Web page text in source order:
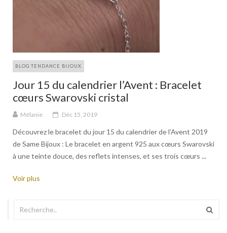
BLOG TENDANCE BIJOUX
Jour 15 du calendrier l’Avent : Bracelet
cœurs Swarovski cristal
Mélanie Déc 15, 2019
Découvrez le bracelet du jour 15 du calendrier de l’Avent 2019
de Same Bijoux : Le bracelet en argent 925 aux cœurs Swarovski
à une teinte douce, des reflets intenses, et ses trois cœurs ...
Voir plus